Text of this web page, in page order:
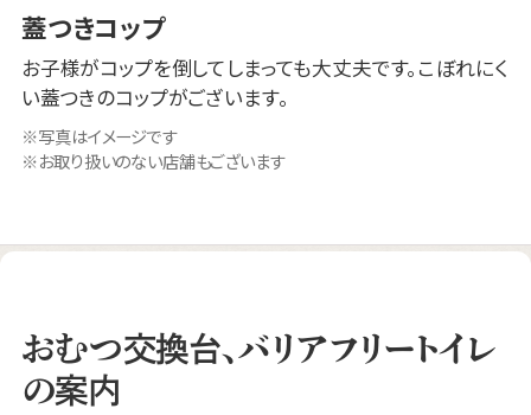
蓋つきコップ
お子様がコップを倒してしまっても大丈夫です。こぼれにく
い蓋つきのコップがございます。
写真はイメージです
お取り扱いのない店舗もございます
おむつ交換台、バリアフリートイレ
の案内